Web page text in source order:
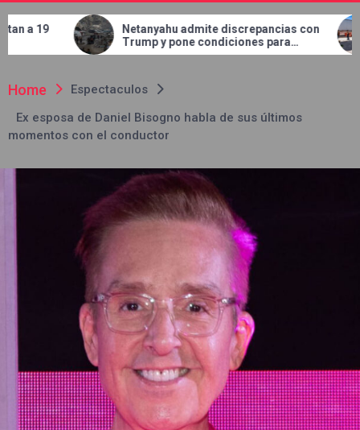
Netanyahu admite discrepancias con
Trump y pone condiciones para
retirar tropas de Gaza
Concluye
en el bulevar
Home
Espectaculos
Ex esposa de Daniel Bisogno habla de sus últimos
momentos con el conductor